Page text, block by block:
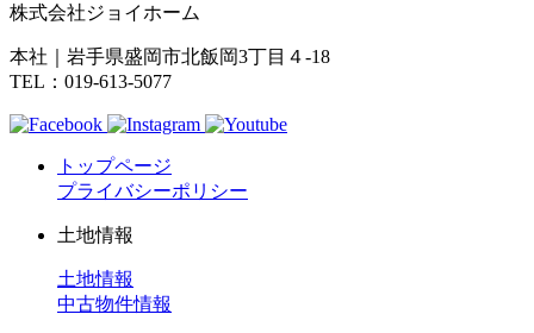
株式会社ジョイホーム
本社｜岩手県盛岡市北飯岡3丁目４-18
TEL：019-613-5077
トップページ
プライバシーポリシー
土地情報
土地情報
中古物件情報